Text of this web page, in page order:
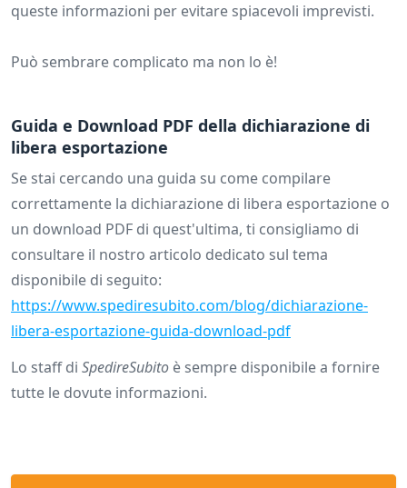
queste informazioni per evitare spiacevoli imprevisti.
Può sembrare complicato ma non lo è!
Guida e Download PDF della dichiarazione di
libera esportazione
Se stai cercando una guida su come compilare
correttamente la dichiarazione di libera esportazione o
un download PDF di quest'ultima, ti consigliamo di
consultare il nostro articolo dedicato sul tema
disponibile di seguito:
https://www.spediresubito.com/blog/dichiarazione-
libera-esportazione-guida-download-pdf
Lo staff di SpedireSubito è sempre disponibile a fornire
tutte le dovute informazioni.